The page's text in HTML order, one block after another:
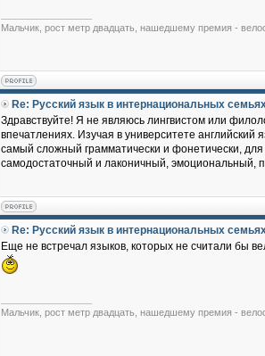
Мальчик, рост метр двадцать, нашедшему премия -
Re: Русский язык в интернациональных
Здравствуйте! Я не являюсь лингвистом или
впечатлениях. Изучая в университете английский
самый сложный грамматически и фонетически, для
самодостаточный и лаконичный, эмоциональный,
Re: Русский язык в интернациональных
Еще не встречал языков, которых не считали бы
Мальчик, рост метр двадцать, нашедшему премия -